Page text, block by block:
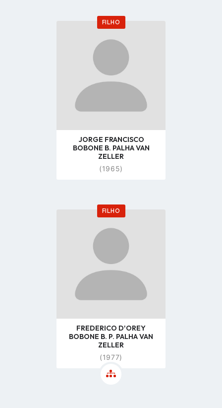
FILHO
Go
profile
page
JORGE FRANCISCO
BOBONE B. PALHA VAN
ZELLER
(1965)
FILHO
Go
profile
page
FREDERICO D'OREY
BOBONE B. P. PALHA VAN
ZELLER
(1977)